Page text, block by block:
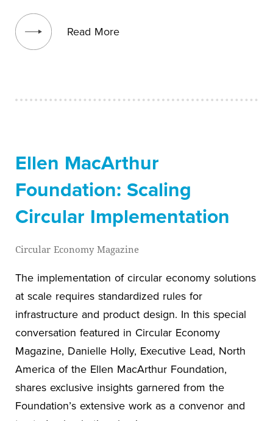
Read More
View blog post
Ellen MacArthur
Foundation: Scaling
Circular Implementation
Circular Economy Magazine
The implementation of circular economy solutions
at scale requires standardized rules for
infrastructure and product design. In this special
conversation featured in Circular Economy
Magazine, Danielle Holly, Executive Lead, North
America of the Ellen MacArthur Foundation,
shares exclusive insights garnered from the
Foundation’s extensive work as a convenor and